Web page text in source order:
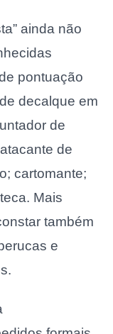
ainda não
pontuação
decalque em
de
de
cartomante;
Mais
também
e